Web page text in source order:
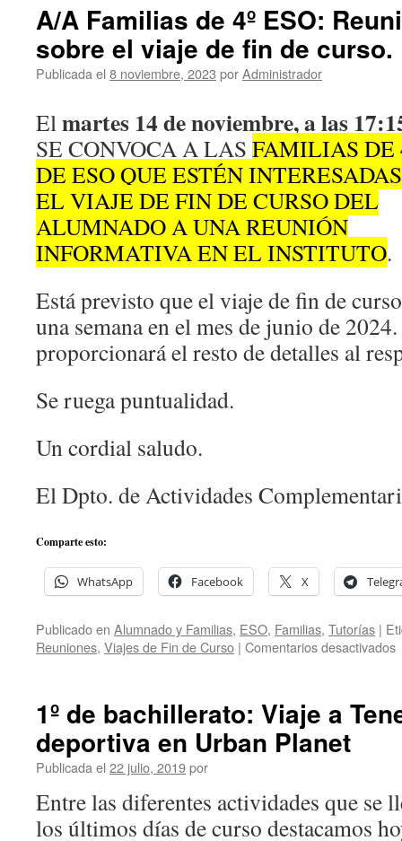
A/A Familias de 4º ESO:
sobre el viaje de fin de curso.
Publicada el 8 noviembre, 2023 porAdministrador
Elmartes 14 de noviembre, a las
SE CONVOCA A LAS FAMILIAS DE
DE ESO QUE ESTÉN
EL VIAJE DE FIN DE CURSO DEL
ALUMNADO A UNA REUNIÓN
INFORMATIVA EN EL INSTITUTO.
Está previsto que el viaje de fin de
una semana en el mes de junio de
proporcionará el resto de detalles al
Se ruega puntualidad.
Un cordial saludo.
El Dpto. de Actividades
Comparte esto:
WhatsApp Facebook X
Publicado en Alumnado y Familias, ESO, Familias, Tutorías |
Reuniones, Viajes de Fin de Curso | Comentarios desactivados
1º de bachillerato: Viaje a
deportiva en Urban Planet
Publicada el 22 julio, 2019por
Entre las diferentes actividades que se
los últimos días de curso destacamos